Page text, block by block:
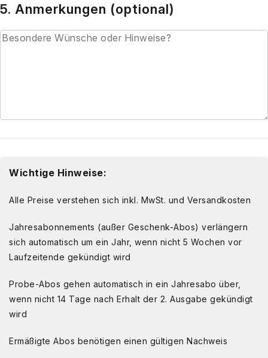
5. Anmerkungen (optional)
Wich­ti­ge Hin­wei­se:
Alle Prei­se ver­ste­hen sich inkl. MwSt. und Ver­sand­kos­ten
Jah­res­abon­ne­ments (außer Geschenk-Abos) ver­län­gern
sich auto­ma­tisch um ein Jahr, wenn nicht 5 Wochen vor
Lauf­zeit­ende gekün­digt wird
Pro­be-Abos gehen auto­ma­tisch in ein Jah­res­abo über,
wenn nicht 14 Tage nach Erhalt der 2. Aus­ga­be gekün­digt
wird
Ermä­ßig­te Abos benö­ti­gen einen gül­ti­gen Nach­weis